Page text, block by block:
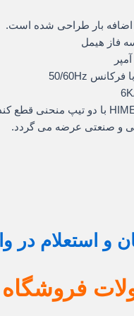
و اضافه بار طراحی شده است.
فاز هیمل
و صنعتی عرضه می گردد.
و استعلام در
فروشگاه